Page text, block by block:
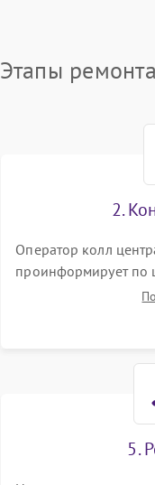
Этапы
2.
Оператор колл
проинформирует по
пульта а также
5.